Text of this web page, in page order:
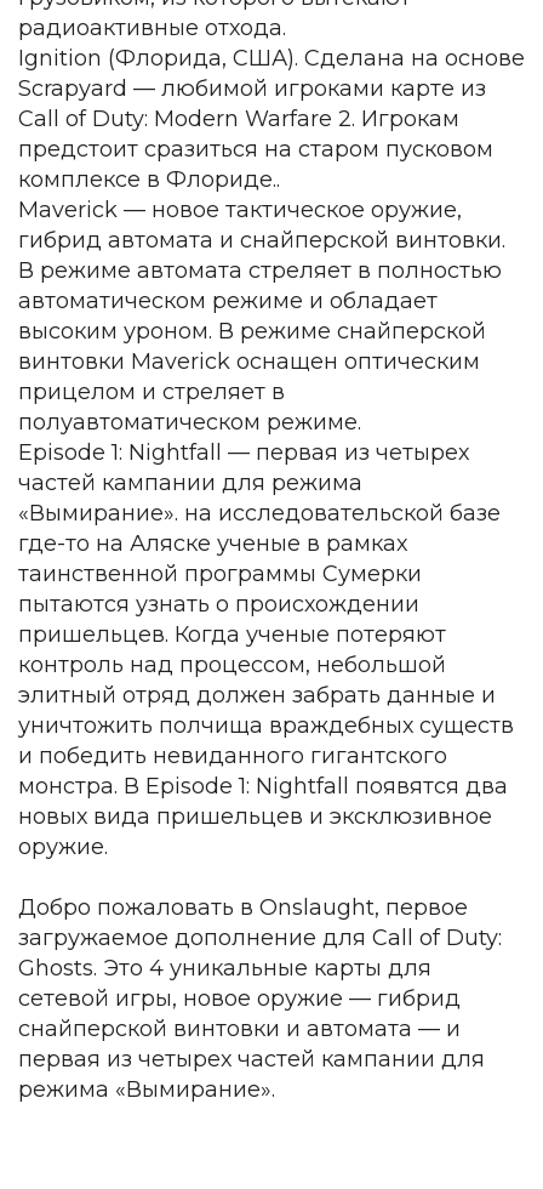
радиоактивные отхода.
Ignition (Флорида, США). Cделана на основе
Scrapyard — любимой игроками карте из
Call of Duty: Modern Warfare 2. Игрокам
предстоит сразиться на старом пусковом
комплексе в Флориде..
Maverick — новое тактическое оружие,
гибрид автомата и снайперской винтовки.
В режиме автомата стреляет в полностью
автоматическом режиме и обладает
высоким уроном. В режиме снайперской
винтовки Maverick оснащен оптическим
прицелом и стреляет в
полуавтоматическом режиме.
Episode 1: Nightfall — первая из четырех
частей кампании для режима
«Вымирание». на исследовательской базе
где-то на Аляске ученые в рамках
таинственной программы Сумерки
пытаются узнать о происхождении
пришельцев. Когда ученые потеряют
контроль над процессом, небольшой
элитный отряд должен забрать данные и
уничтожить полчища враждебных существ
и победить невиданного гигантского
монстра. В Episode 1: Nightfall появятся два
новых вида пришельцев и эксклюзивное
оружие.
Добро пожаловать в Onslaught, первое
загружаемое дополнение для Call of Duty:
Ghosts. Это 4 уникальные карты для
сетевой игры, новое оружие — гибрид
снайперской винтовки и автомата — и
первая из четырех частей кампании для
режима «Вымирание».